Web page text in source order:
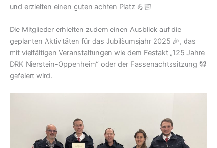
und erzielten einen guten achten Platz 💪🏻
Die Mitglieder erhielten zudem einen Ausblick auf die
geplanten Aktivitäten für das Jubiläumsjahr 2025 🎉, das
mit vielfältigen Veranstaltungen wie dem Festakt „125 Jahre
DRK Nierstein-Oppenheim“ oder der Fassenachtssitzung 🤡
gefeiert wird.